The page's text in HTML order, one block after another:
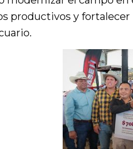
productivos y